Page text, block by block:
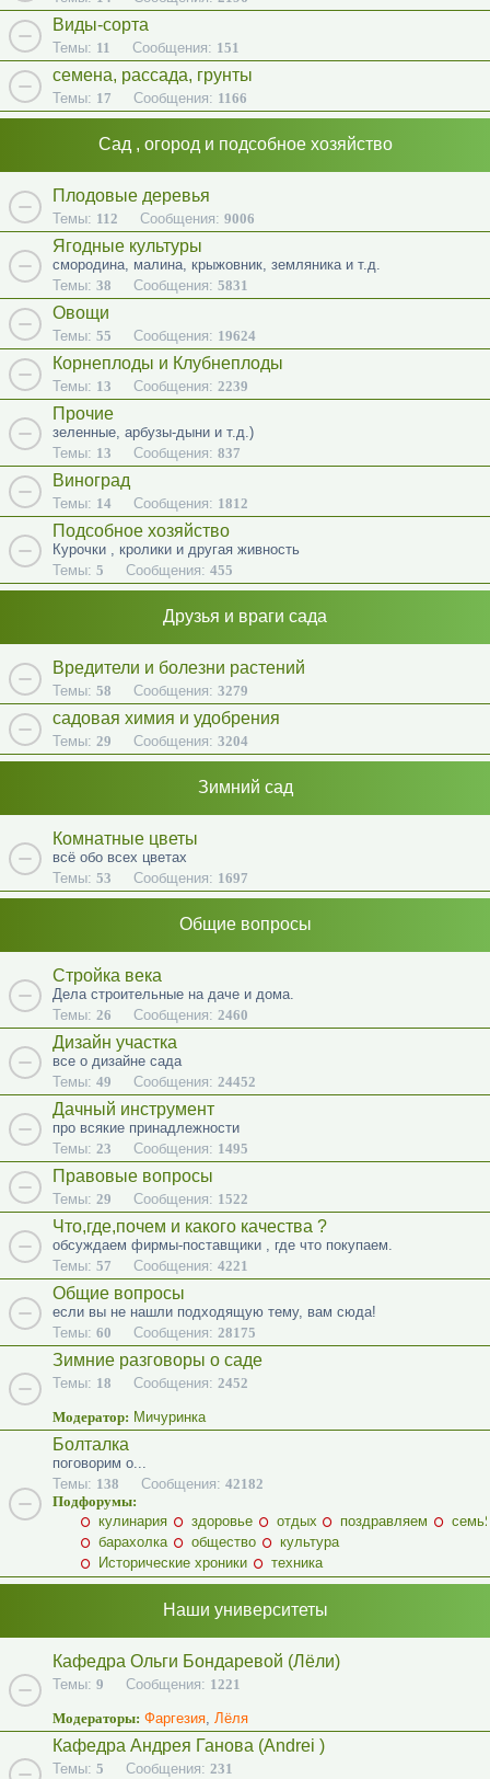
Виды-сорта
Темы: 11 Сообщения: 151
семена, рассада, грунты
Темы: 17 Сообщения: 1166
Сад , огород и подсобное хозяйство
Плодовые деревья
Темы: 112 Сообщения: 9006
Ягодные культуры
смородина, малина, крыжовник, земляника и т.д.
Темы: 38 Сообщения: 5831
Овощи
Темы: 55 Сообщения: 19624
Корнеплоды и Клубнеплоды
Темы: 13 Сообщения: 2239
Прочие
зеленные, арбузы-дыни и т.д.)
Темы: 13 Сообщения: 837
Виноград
Темы: 14 Сообщения: 1812
Подсобное хозяйство
Курочки , кролики и другая живность
Темы: 5 Сообщения: 455
Друзья и враги сада
Вредители и болезни растений
Темы: 58 Сообщения: 3279
садовая химия и удобрения
Темы: 29 Сообщения: 3204
Зимний сад
Комнатные цветы
всё обо всех цветах
Темы: 53 Сообщения: 1697
Общие вопросы
Стройка века
Дела строительные на даче и дома.
Темы: 26 Сообщения: 2460
Дизайн участка
все о дизайне сада
Темы: 49 Сообщения: 24452
Дачный инструмент
про всякие принадлежности
Темы: 23 Сообщения: 1495
Правовые вопросы
Темы: 29 Сообщения: 1522
Что,где,почем и какого качества ?
обсуждаем фирмы-поставщики , где что покупаем.
Темы: 57 Сообщения: 4221
Общие вопросы
если вы не нашли подходящую тему, вам сюда!
Темы: 60 Сообщения: 28175
Зимние разговоры о саде
Темы: 18 Сообщения: 2452
Модератор: Мичуринка
Болталка
поговорим о...
Темы: 138 Сообщения: 42182
Подфорумы:
кулинария
здоровье отдых поздравляем
барахолка
общество
культура
Исторические хроники
техника
Наши университеты
Кафедра Ольги Бондаревой (Лёли)
Темы: 9 Сообщения: 1221
Модераторы: Фаргезия, Лёля
Кафедра Андрея Ганова (Andrei )
Темы: 5 Сообщения: 231